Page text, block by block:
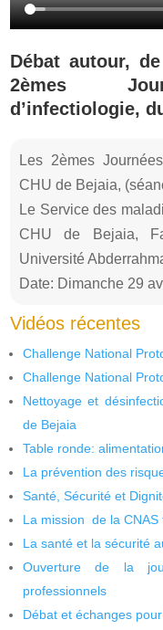
Débat autour,
2èmes
d’infectiologie,
Les 2èmes
CHU de Bejaia,
Le Service des
CHU de Bejaia,
Université
Date: Dimanche 29
Vidéos récentes
Challenge National
Challenge National
Nettoyage et
de Bejaia
Table ronde:
La prévention des
Santé, Sécurité et
La mission de la
La santé et la sécurité
Ouverture de la
professionnels
Débat et échanges